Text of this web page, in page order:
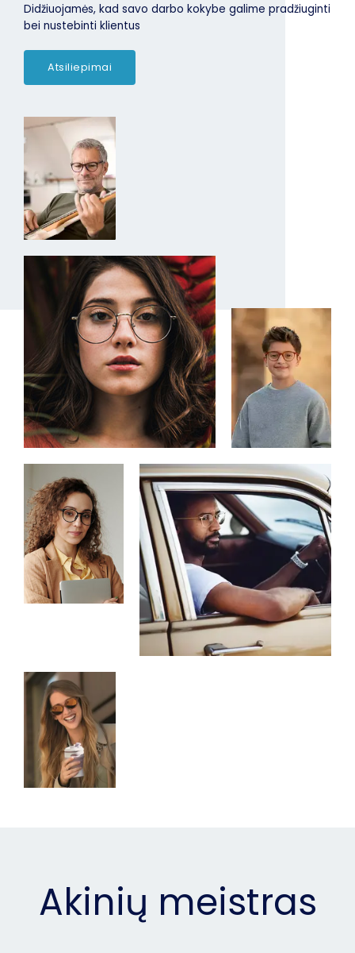
Didžiuojamės, kad savo darbo kokybe galime pradžiuginti
bei nustebinti klientus
Atsiliepimai
Akinių meistras